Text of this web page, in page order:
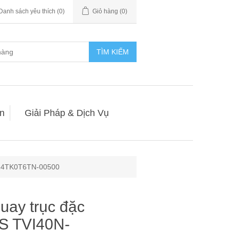
sách yêu thích (0) Giỏ hàng (0)
TÌM KIẾM
Giải Pháp & Dịch Vụ
00500
trục đặc
TVI40N-